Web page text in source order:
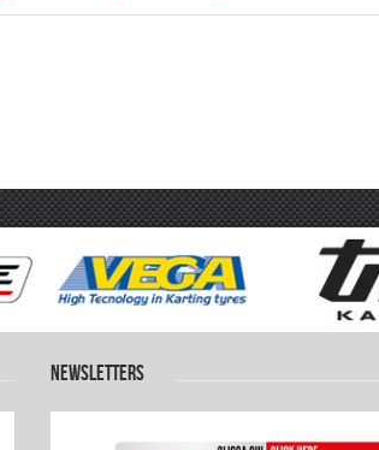
NEWSLETTERS